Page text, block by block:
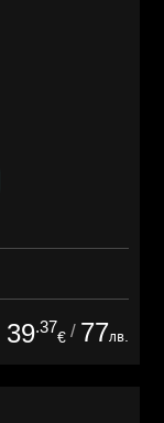
39.37
€ / 77лв.